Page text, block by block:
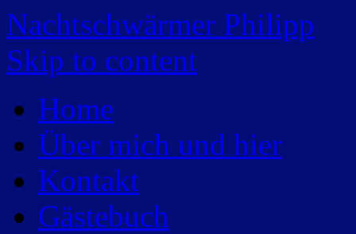
Nachtschwärmer Philipp
Skip to content
Home
Über mich und hier
Kontakt
Gästebuch